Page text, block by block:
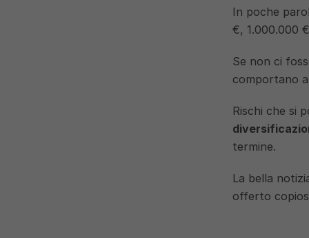
In poche
€, 1.000.000
Se non ci
comportano
termine.
La bella
offerto